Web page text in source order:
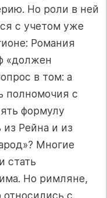
Но роли в ней
с учетом уже
Романия
«должен
в том: а
полномочия с
формулу
Рейна и из
Многие
стать
Но римляне,
с